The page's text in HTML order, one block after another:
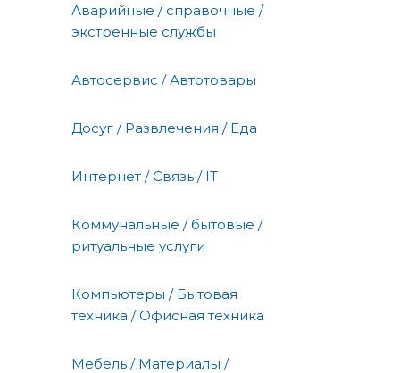
Аварийные / справочные /
экстренные службы
Автосервис / Автотовары
Досуг / Развлечения / Еда
Интернет / Связь / IT
Коммунальные / бытовые /
ритуальные услуги
Компьютеры / Бытовая
техника / Офисная техника
Мебель / Материалы /